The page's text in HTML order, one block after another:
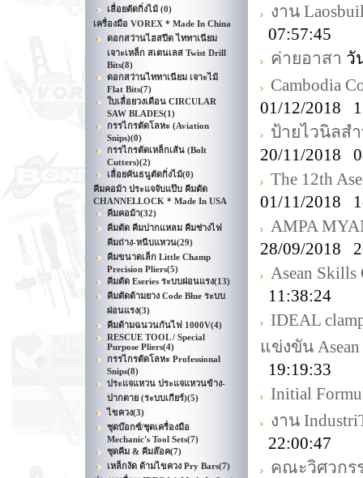
เลื่อยตัดกิ่งไม้ (0)
เครื่องมือ VOREX * Made In China
ดอกสว่านไฮสปีด ไททาเนียม
เจาะเหล็ก สเตนเลส Twist Drill
Bits(8)
ดอกสว่านไททาเนียม เจาะไม้
Flat Bits(7)
ใบเลื่อยวงเดือน CIRCULAR
SAW BLADES(1)
กรรไกรตัดโลหะ (Aviation
Snips)(0)
กรรไกรตัดเหล็กเส้น (Bolt
Cutters)(2)
เลื่อยคันธนูตัดกิ่งไม้(0)
คีมคอม้า ประแจจับแป๊บ คีมตัด
CHANNELLOCK * Made In USA
คีมคอม้า(32)
คีมตัด คีมปากแหลม คีมช่างไฟ
คีมถ่าง-หนีบแหวน(29)
คีมขนาดเล็ก Little Champ
Precision Pliers(5)
คีมตัด Eseries ระบบผ่อนแรง(13)
คีมตัดด้ามยาง Code Blue ระบบ
ผ่อนแรง(3)
คีมด้ามฉนวนกันไฟ 1000V(4)
RESCUE TOOL / Special
Purpose Pliers(4)
กรรไกรตัดโลหะ Professional
Snips(8)
ประแจแหวน ประแจแหวนข้าง-
ปากตาย (ระบบเกียร์)(5)
ไขควง(3)
ชุดบ๊อกซ์/ชุดเครื่องมือ
Mechanic's Tool Sets(7)
ชุดคีม & คีมล๊อค(7)
เหล็กงัด ด้ามไขควง Pry Bars(7)
งาน
07:57:45
ค่ายอาสา วั
Cambodia
01/12/2018
ป้ายไวนิลส
20/11/2018
The 12th
01/11/2018
AMPA
28/09/2018
Asean Skills
11:38:24
IDEAL
แข่งขัน
19:19:33
Initial
งาน
22:00:47
คณะวิศวกร